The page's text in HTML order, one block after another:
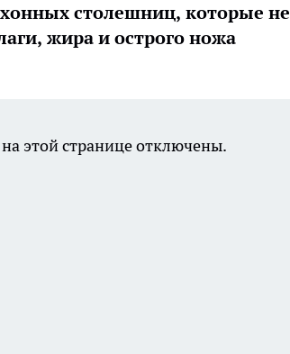
столешниц, которые не
жира и острого ножа
этой странице отключены.